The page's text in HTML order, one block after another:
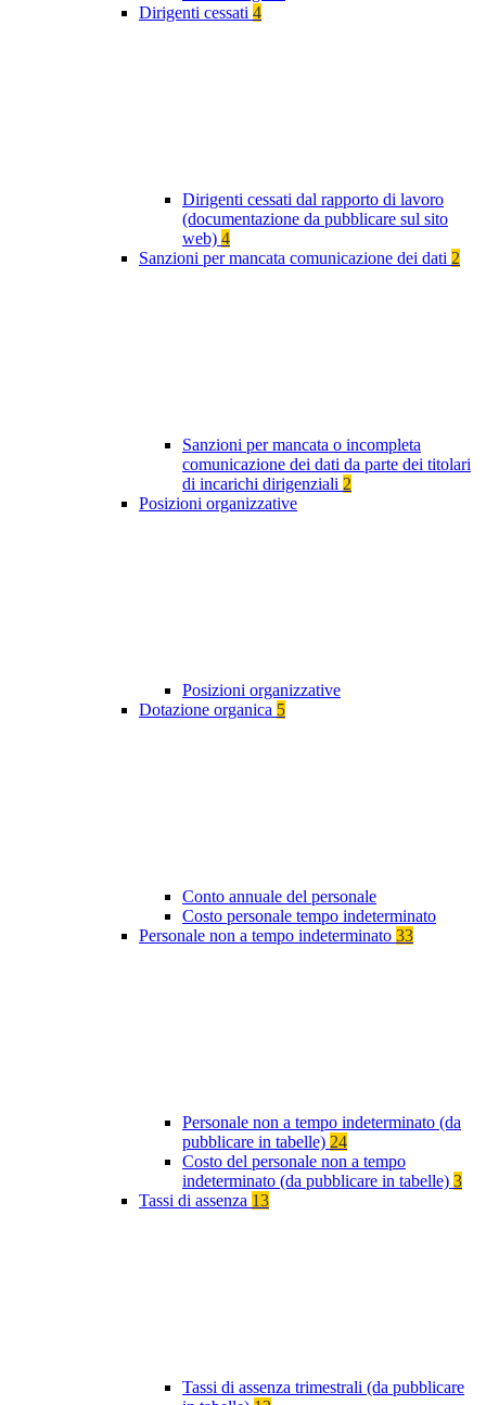
Dirigenti cessati 4
Dirigenti cessati dal rapporto di lavoro
(documentazione da pubblicare sul sito
web) 4
Sanzioni per mancata comunicazione dei dati 2
Sanzioni per mancata o incompleta
comunicazione dei dati da parte dei titolari
di incarichi dirigenziali 2
Posizioni organizzative
Posizioni organizzative
Dotazione organica 5
Conto annuale del personale
Costo personale tempo indeterminato
Personale non a tempo indeterminato 33
Personale non a tempo indeterminato (da
pubblicare in tabelle) 24
Costo del personale non a tempo
indeterminato (da pubblicare in tabelle) 3
Tassi di assenza 13
Tassi di assenza trimestrali (da pubblicare